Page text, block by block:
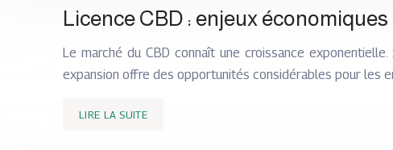
Licence CBD : enjeux
Le marché du CBD connaît une croissance
expansion offre des opportunités considérables pour les
LIRE LA SUITE